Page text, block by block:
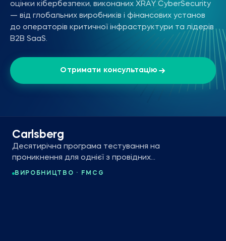
оцінки кібербезпеки, виконаних XRAY CyberSecurity
— від глобальних виробників і фінансових установ
до операторів критичної інфраструктури та лідерів
B2B SaaS.
Отримати консультацію
Carlsberg
Десятирічна програма тестування на
проникнення для однієї з провідних
пивоварних груп світу.
ВИРОБНИЦТВО · FMCG